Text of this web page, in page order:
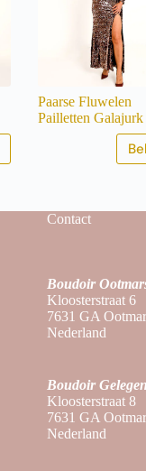
Paarse Fluwelen
Pailletten Galajurk
Contact
Boudoir
Kloosterstraat 6
7631 GA
Nederland
Boudoir
Kloosterstraat 8
7631 GA
Nederland